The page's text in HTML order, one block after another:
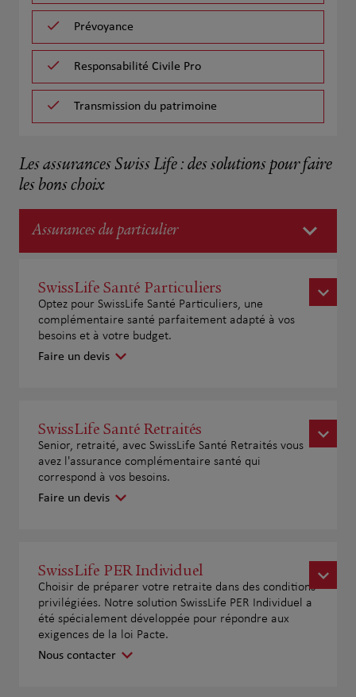
Prévoyance
Responsabilité Civile Pro
Transmission du patrimoine
Les assurances Swiss Life : des solutions pour faire
les bons choix
Assurances du particulier
SwissLife Santé Particuliers
Optez pour SwissLife Santé Particuliers, une
complémentaire santé parfaitement adapté à vos
besoins et à votre budget.
Faire un devis
SwissLife Santé Retraités
Senior, retraité, avec SwissLife Santé Retraités vous
avez l'assurance complémentaire santé qui
correspond à vos besoins.
Faire un devis
SwissLife PER Individuel
Choisir de préparer votre retraite dans des conditions
privilégiées. Notre solution SwissLife PER Individuel a
été spécialement développée pour répondre aux
exigences de la loi Pacte.
Nous contacter